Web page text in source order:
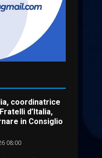
continua il
del Comune di
14:16
coordinatrice
d’Italia,
08:00
comuni e
online